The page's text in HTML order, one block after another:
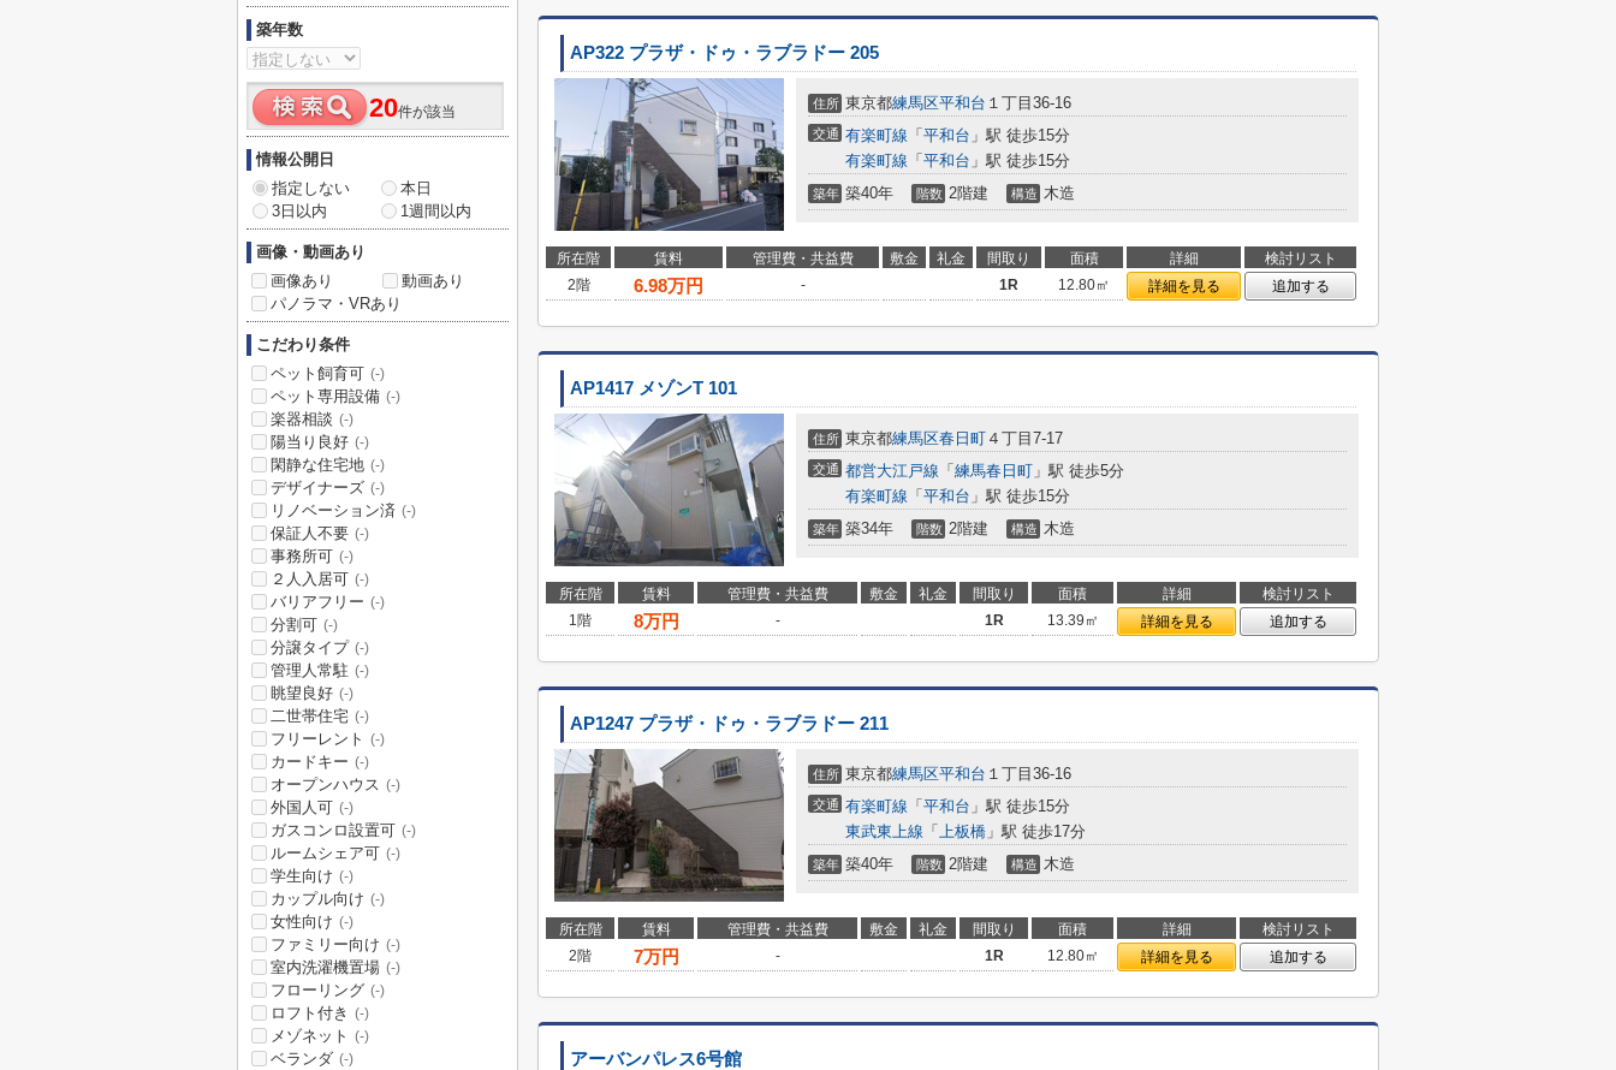
AP322 プラザ・ドゥ・ラブラドー 205
住所 東京都練馬区平和台 １丁目36-16
交通 有楽町線 「 平和台 」駅 徒歩15分
有楽町線 「 平和台 」駅 徒歩15分
築年 築40年 階数 2階建 構造 木造
所在階 賃料 管理費・共益費 敷金 礼金 間取り 面積 詳細
検討リスト
2階
6.98万円 - 1R 12.80㎡ 詳細を見る 追加する
AP1417 メゾンT 101
住所 東京都練馬区春日町 ４丁目7-17
交通 都営大江戸線 「 練馬春日町 」駅 徒歩5分
有楽町線 「 平和台 」駅 徒歩15分
築年 築34年 階数 2階建 構造 木造
所在階 賃料 管理費・共益費 敷金 礼金 間取り 面積 詳細
検討リスト
1階
8万円 - 1R 13.39㎡ 詳細を見る 追加する
AP1247 プラザ・ドゥ・ラブラドー 211
住所 東京都練馬区平和台 １丁目36-16
交通 有楽町線 「 平和台 」駅 徒歩15分
東武東上線 「 上板橋 」駅 徒歩17分
築年 築40年 階数 2階建 構造 木造
所在階 賃料 管理費・共益費 敷金 礼金 間取り 面積 詳細
検討リスト
2階
7万円 - 1R 12.80㎡ 詳細を見る 追加する
アーバンパレス6号館
築年数
20件が該当
情報公開日
指定しない
本日
3日以内
1週間以内
画像・動画あり
画像あり
動画あり
パノラマ・VRあり
こだわり条件
ペット飼育可 (-)
ペット専用設備 (-)
楽器相談 (-)
陽当り良好 (-)
閑静な住宅地 (-)
デザイナーズ (-)
リノベーション済 (-)
保証人不要 (-)
事務所可 (-)
２人入居可 (-)
バリアフリー (-)
分割可 (-)
分譲タイプ (-)
管理人常駐 (-)
眺望良好 (-)
二世帯住宅 (-)
フリーレント (-)
カードキー (-)
オープンハウス (-)
外国人可 (-)
ガスコンロ設置可 (-)
ルームシェア可 (-)
学生向け (-)
カップル向け (-)
女性向け (-)
ファミリー向け (-)
室内洗濯機置場 (-)
フローリング (-)
ロフト付き (-)
メゾネット (-)
ベランダ (-)